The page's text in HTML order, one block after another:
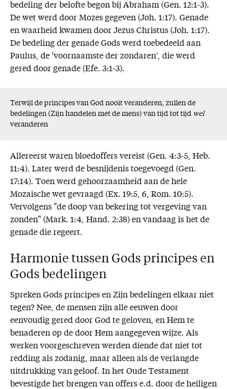
bedeling der belofte begon bij Abraham (Gen. 12:1-3).
De wet werd door Mozes gegeven (Joh. 1:17). Genade
en waarheid kwamen door Jezus Christus (Joh. 1:17).
De bedeling der genade Gods werd toebedeeld aan
Paulus, de ‘voornaamste der zondaren’, die werd
gered door genade (Efe. 3:1-3).
Terwijl de principes van God nooit veranderen, zullen de
bedelingen (Zijn handelen met de mens) van tijd tot tijd wel
veranderen
Allereerst waren bloedoffers vereist (Gen. 4:3-5, Heb.
11:4). Later werd de besnijdenis toegevoegd (Gen.
17:14). Toen werd gehoorzaamheid aan de hele
Mozaische wet gevraagd (Ex. 19:5, 6, Rom. 10:5).
Vervolgens "de doop van bekering tot vergeving van
zonden" (Mark. 1:4, Hand. 2:38) en vandaag is het de
genade die regeert.
Harmonie tussen Gods principes en
Gods bedelingen
Spreken Gods principes en Zijn bedelingen elkaar niet
tegen? Nee, de mensen zijn alle eeuwen door
eenvoudig gered door God te geloven, en Hem te
benaderen op de door Hem aangegeven wijze. Als
werken voorgeschreven werden diende dat niet tot
redding als zodanig, maar alleen als de verlangde
uitdrukking van geloof. In het Oude Testament
bevestigde het brengen van offers e.d. door de heiligen